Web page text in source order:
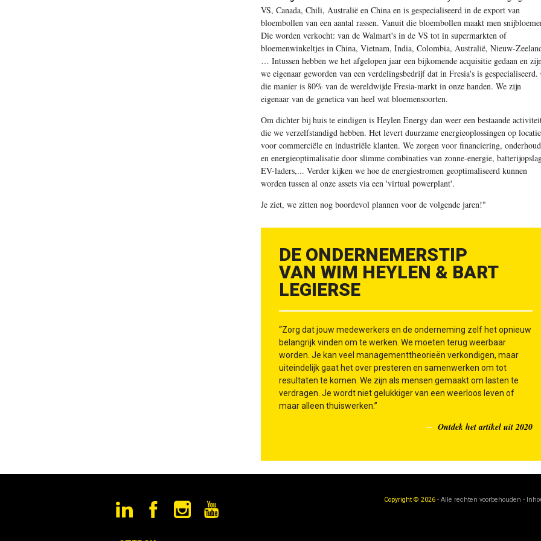
VS, Canada, Chili, Australië en China en is gespecialiseerd in de export van
bloembollen van een aantal rassen. Vanuit die bloembollen maakt men
Die worden verkocht: van de Walmart's in de VS tot in supermarkten of
bloemenwinkeltjes in China, Vietnam, India, Colombia, Australië, Nieuw-
… Intussen hebben we het afgelopen jaar een bijkomende acquisitie gedaan en
we eigenaar geworden van een verdelingsbedrijf dat in Fresia's is gespecialiseerd.
die manier is 80% van de wereldwijde Fresia-markt in onze handen. We zijn
eigenaar van de genetica van heel wat bloemensoorten.
Om dichter bij huis te eindigen is Heylen Energy dan weer een bestaande
die we verzelfstandigd hebben. Het levert duurzame energieoplossingen op locatie
voor commerciële en industriële klanten. We zorgen voor financiering, onderhoud
en energieoptimalisatie door slimme combinaties van zonne-energie,
EV-laders,... Verder kijken we hoe de energiestromen geoptimaliseerd kunnen
worden tussen al onze assets via een 'virtual powerplant'.
Je ziet, we zitten nog boordevol plannen voor de volgende jaren!"
DE ONDERNEMERSTIP
VAN WIM HEYLEN & BART
LEGIERSE
“Zorg dat jouw medewerkers en de onderneming zelf het opnieuw
belangrijk vinden om te werken. We moeten terug weerbaar
worden. Je kan veel managementtheorieën verkondigen, maar
uiteindelijk gaat het over presteren en samenwerken om tot
resultaten te komen. We zijn als mensen gemaakt om lasten te
verdragen. Je wordt niet gelukkiger van een weerloos leven of
maar alleen thuiswerken.”
Ontdek het artikel uit 2020
Copyright © 2026- Alle rechten voorbehouden -